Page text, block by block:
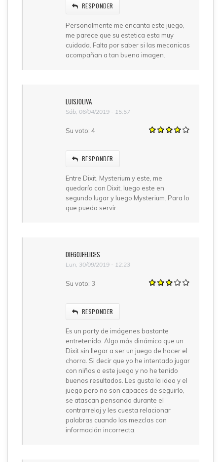
RESPONDER
Personalmente me encanta este juego,
me parece que su estetica esta muy
cuidada. Falta por saber si las mecanicas
acompañan a tan buena imagen.
LUISJOLIVA
Sáb, 06/04/2019 - 15:57
Su voto: 4
RESPONDER
Entre Dixit, Mysterium y este, me
quedaría con Dixit, luego este en
segundo lugar y luego Mysterium. Para lo
que pueda servir.
DIEGOJFELICES
Lun, 30/09/2019 - 12:23
Su voto: 3
RESPONDER
Es un party de imágenes bastante
entretenido. Algo más dinámico que un
Dixit sin llegar a ser un juego de hacer el
chorra. Si decir que yo he intentado jugar
con niños a este juego y no he tenido
buenos resultados. Les gusta la idea y el
juego pero no son capaces de seguirlo,
se atascan pensando durante el
contrarreloj y les cuesta relacionar
palabras cuando las mezclas con
información incorrecta.